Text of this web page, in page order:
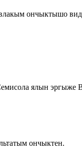
ончыктышо
ялын эргыже
ончыктен.